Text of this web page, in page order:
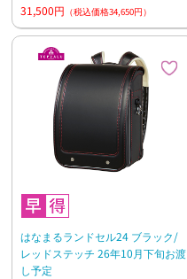
31,500円 （税込価格34,650円）
はなまるランドセル24 ブラック/
レッドステッチ 26年10月下旬お渡
し予定